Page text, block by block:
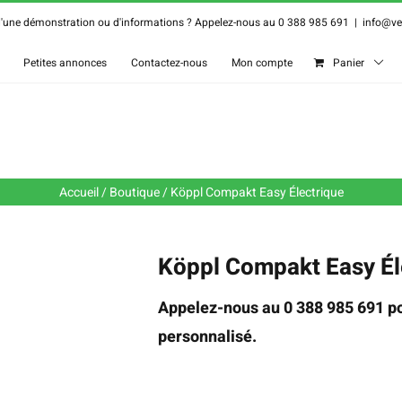
démonstration ou d'informations ? Appelez-nous au 0 388 985 691 |
Petites annonces Contactez-nous Mon compte Panier
Accueil/Boutique/Köppl Compakt Easy Électrique
Köppl Compakt Easy
Appelez-nous au 0 388 985 691
personnalisé.